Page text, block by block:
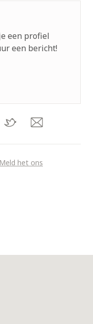
een profiel
een bericht!
Meld het ons